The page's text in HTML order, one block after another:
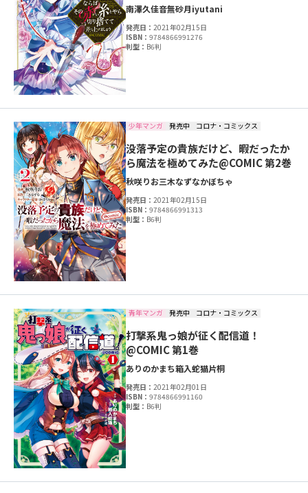
南澤久佳音無砂月iyutani
発売日：2021年02月15日
ISBN：9784866991276
判型： B6判
少年マンガ 発売中 コロナ・コミックス
没落予定の貴族だけど、暇だったか
ら魔法を極めてみた@COMIC 第2巻
秋咲りお三木なずなかぼちゃ
発売日：2021年02月15日
ISBN：9784866991313
判型： B6判
青年マンガ 発売中 コロナ・コミックス
打撃系鬼っ娘が征く配信道！
@COMIC 第1巻
ありのかまち箱入蛇猫片桐
発売日：2021年02月01日
ISBN：9784866991160
判型： B6判